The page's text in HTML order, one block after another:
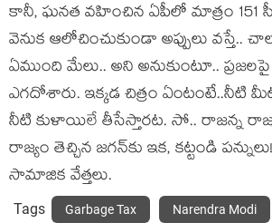
కానీ, ఘ‌న‌త వ‌హించిన ఏపీలో మాత్రం 151
వెనుక ఆలోచించుకుండా అప్పులు వ‌స్తే..
ఏముంది మేలు.. అని అనుకుంటూ..
ఎగ‌దోశారు. ఇక్క‌డ చిత్రం ఏంటంటే..నీటి
నీటి కుళాయిలే తీసేస్తార‌ట‌. సో.. రాజన్న
రాజ్యం తెచ్చిన జ‌గ‌న్‌కు ఇక‌, క‌ట్టండి
సామాజిక వేత్త‌లు.
Tags Garbage Tax Narendra Modi